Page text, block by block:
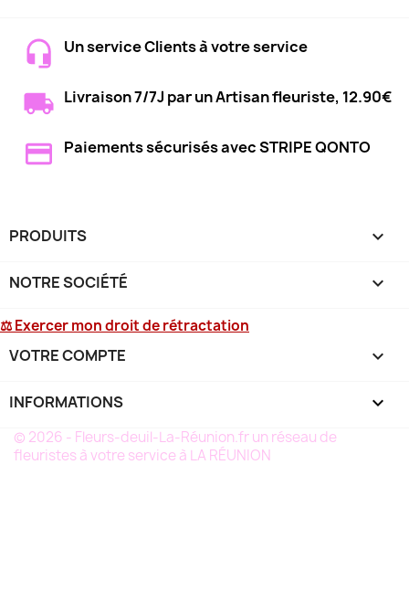
Un service Clients à votre service
Livraison 7/7J par un Artisan fleuriste, 12.90€
Paiements sécurisés avec STRIPE QONTO
PRODUITS 
NOTRE SOCIÉTÉ 
⚖ Exercer mon droit de rétractation
VOTRE COMPTE 
INFORMATIONS keyboard_arrow_down
© 2026 - Fleurs-deuil-La-Réunion.fr un réseau de
fleuristes à votre service à LA RÉUNION